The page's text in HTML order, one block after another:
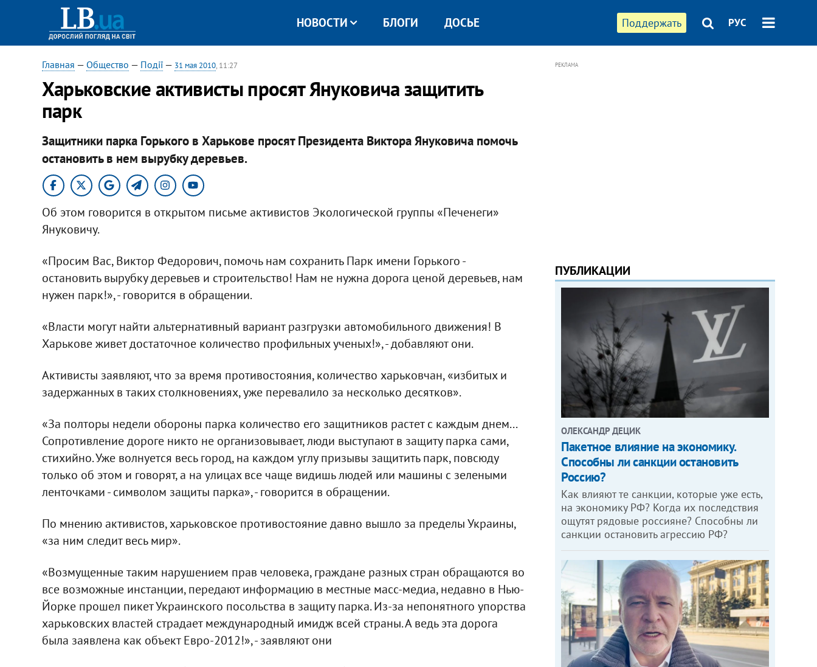
Поддержать РУС
НОВОСТИ БЛОГИ ДОСЬЕ
Главная — Общество — Події— 31 мая 2010, 11:27
Харьковские активисты просят Януковича защитить
парк
Защитники парка Горького в Харькове просят Президента Виктора Януковича помочь
остановить в нем вырубку деревьев.
Об этом говорится в открытом письме активистов Экологической группы «Печенеги»
Януковичу.
«Просим Вас, Виктор Федорович, помочь нам сохранить Парк имени Горького -
остановить вырубку деревьев и строительство! Нам не нужна дорога ценой деревьев, нам
нужен парк!», - говорится в обращении.
«Власти могут найти альтернативный вариант разгрузки автомобильного движения! В
Харькове живет достаточное количество профильных ученых!», - добавляют они.
Активисты заявляют, что за время противостояния, количество харьковчан, «избитых и
задержанных в таких столкновениях, уже перевалило за несколько десятков».
«За полторы недели обороны парка количество его защитников растет с каждым днем...
Сопротивление дороге никто не организовывает, люди выступают в защиту парка сами,
стихийно. Уже волнуется весь город, на каждом углу призывы защитить парк, повсюду
только об этом и говорят, а на улицах все чаще видишь людей или машины с зелеными
ленточками - символом защиты парка», - говорится в обращении.
По мнению активистов, харьковское противостояние давно вышло за пределы Украины,
«за ним следит весь мир».
«Возмущенные таким нарушением прав человека, граждане разных стран обращаются во
все возможные инстанции, передают информацию в местные масс-медиа, недавно в Нью-
Йорке прошел пикет Украинского посольства в защиту парка. Из-за непонятного упорства
харьковских властей страдает международный имидж всей страны. А ведь эта дорога
была заявлена как объект Евро-2012!», - заявляют они
РЕКЛАМА
ПУБЛИКАЦИИ
ОЛЕКСАНДР ДЕЦИК
Пакетное влияние на экономику.
Способны ли санкции остановить
Россию?
Как влияют те санкции, которые уже есть,
на экономику РФ? Когда их последствия
ощутят рядовые россияне? Способны ли
санкции остановить агрессию РФ?